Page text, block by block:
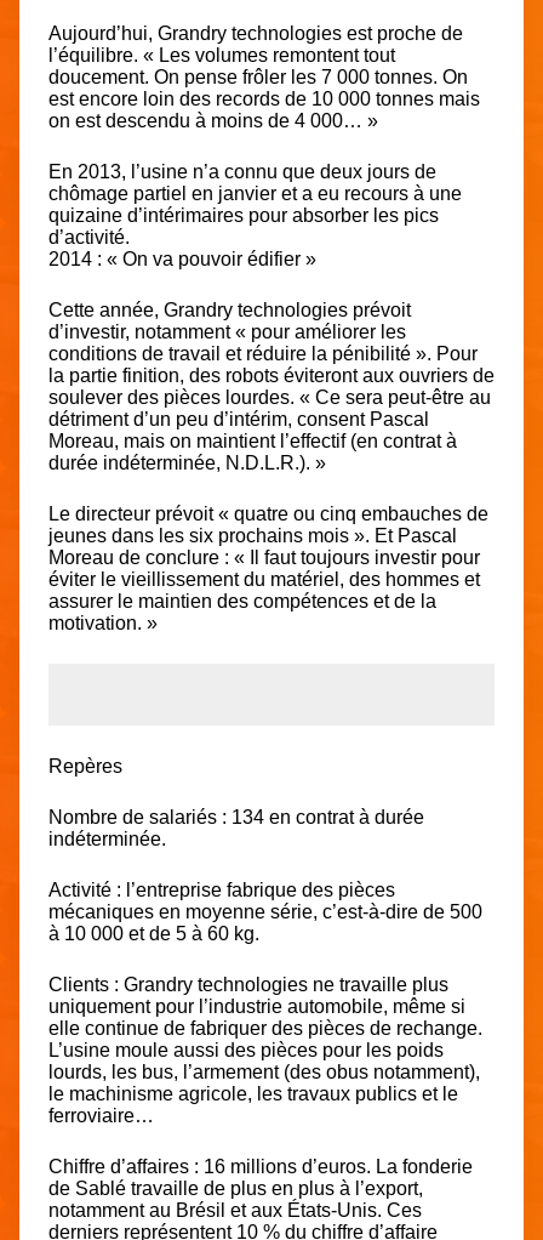
Aujourd’hui, Grandry technologies est proche de
l’équilibre. « Les volumes remontent tout
doucement. On pense frôler les 7 000 tonnes. On
est encore loin des records de 10 000 tonnes mais
on est descendu à moins de 4 000… »
En 2013, l’usine n’a connu que deux jours de
chômage partiel en janvier et a eu recours à une
quizaine d’intérimaires pour absorber les pics
d’activité.
2014 : « On va pouvoir édifier »
Cette année, Grandry technologies prévoit
d’investir, notamment « pour améliorer les
conditions de travail et réduire la pénibilité ». Pour
la partie finition, des robots éviteront aux ouvriers de
soulever des pièces lourdes. « Ce sera peut-être au
détriment d’un peu d’intérim, consent Pascal
Moreau, mais on maintient l’effectif (en contrat à
durée indéterminée, N.D.L.R.). »
Le directeur prévoit « quatre ou cinq embauches de
jeunes dans les six prochains mois ». Et Pascal
Moreau de conclure : « Il faut toujours investir pour
éviter le vieillissement du matériel, des hommes et
assurer le maintien des compétences et de la
motivation. »
Repères
Nombre de salariés : 134 en contrat à durée
indéterminée.
Activité : l’entreprise fabrique des pièces
mécaniques en moyenne série, c’est-à-dire de 500
à 10 000 et de 5 à 60 kg.
Clients : Grandry technologies ne travaille plus
uniquement pour l’industrie automobile, même si
elle continue de fabriquer des pièces de rechange.
L’usine moule aussi des pièces pour les poids
lourds, les bus, l’armement (des obus notamment),
le machinisme agricole, les travaux publics et le
ferroviaire…
Chiffre d’affaires : 16 millions d’euros. La fonderie
de Sablé travaille de plus en plus à l’export,
notamment au Brésil et aux États-Unis. Ces
derniers représentent 10 % du chiffre d’affaire